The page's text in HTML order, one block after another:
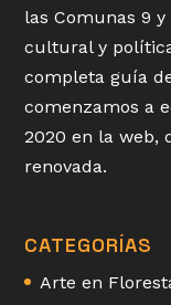
las Comunas 9
cultural y
completa guía
comenzamos a
2020 en la web,
renovada.
CATEGORÍAS
Arte en